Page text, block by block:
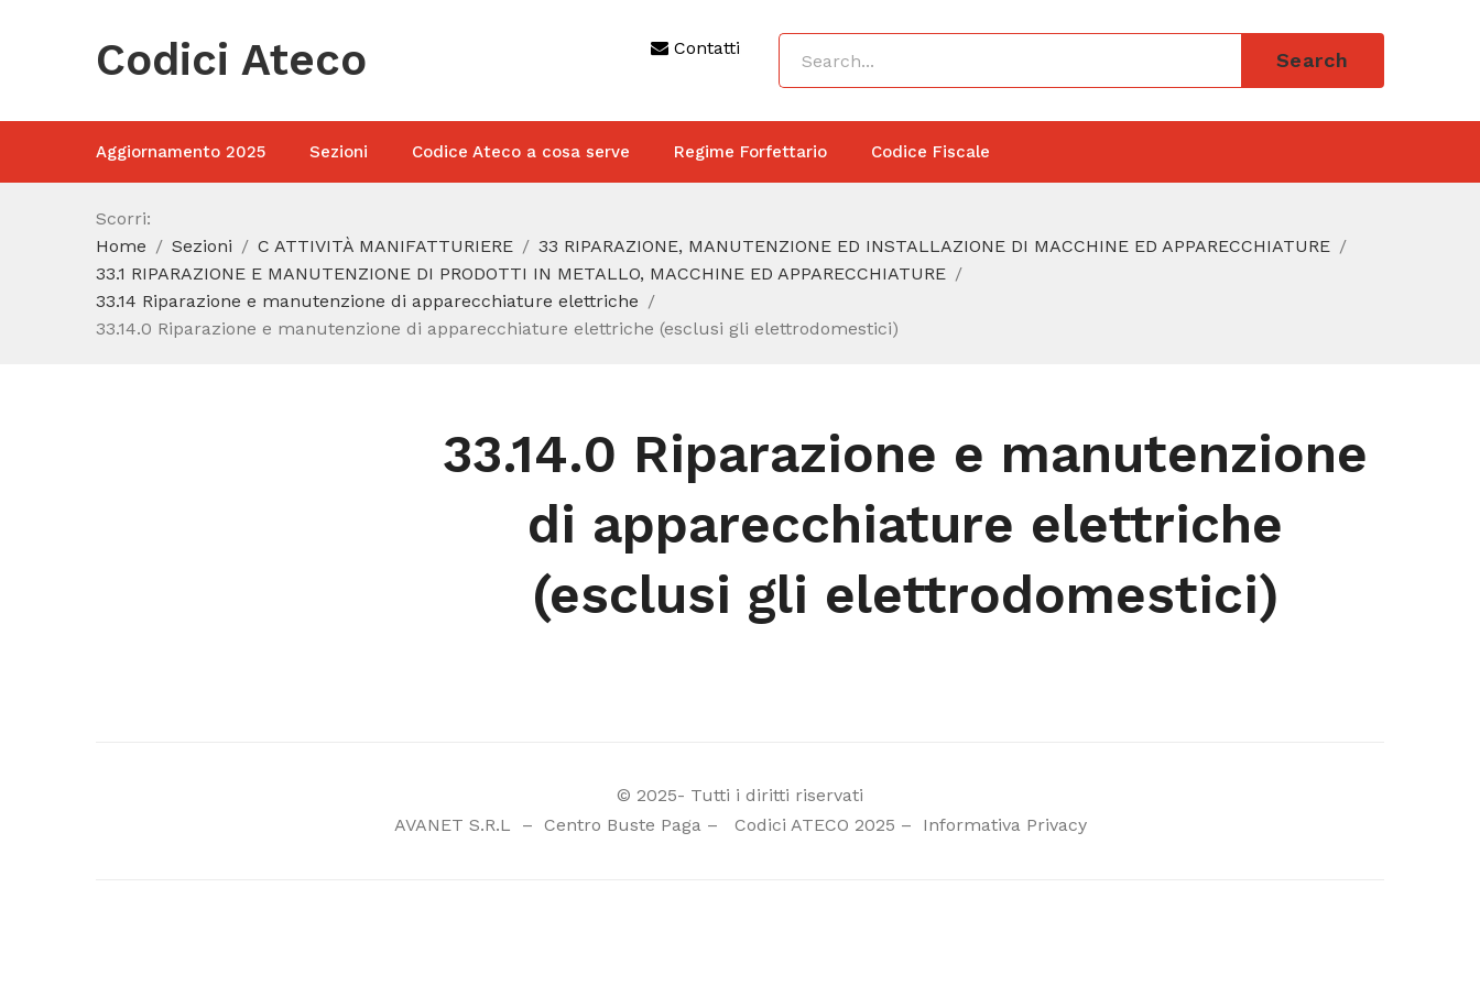
Codici Ateco Contatti
Search
Aggiornamento 2025 Sezioni Codice Ateco a cosa serve Regime Forfettario Codice Fiscale
Scorri:
Home
Sezioni C ATTIVITÀ MANIFATTURIERE
33 RIPARAZIONE, MANUTENZIONE ED INSTALLAZIONE DI MACCHINE ED APPARECCHIATURE
33.1 RIPARAZIONE E MANUTENZIONE DI PRODOTTI IN METALLO, MACCHINE ED APPARECCHIATURE
33.14 Riparazione e manutenzione di apparecchiature elettriche
33.14.0 Riparazione e manutenzione di apparecchiature elettriche (esclusi gli elettrodomestici)
33.14.0 Riparazione e manutenzione
di apparecchiature elettriche
(esclusi gli elettrodomestici)
© 2025- Tutti i diritti riservati
AVANET S.R.L
– Centro Buste Paga– Codici ATECO 2025 – Informativa Privacy